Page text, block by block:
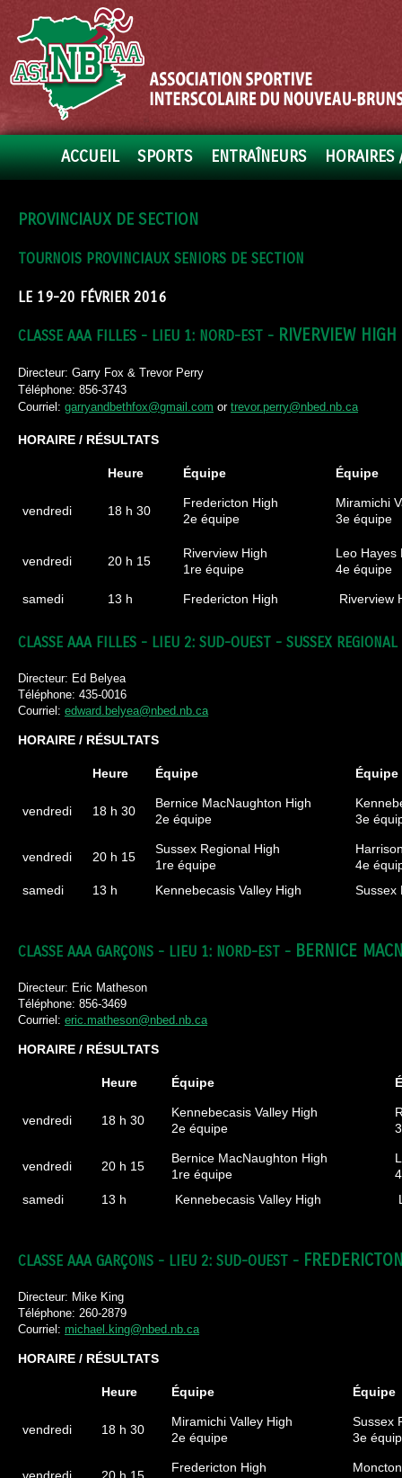
ACCUEIL SPORTS ENTRAÎNEURS HORAIRES
PROVINCIAUX DE SECTION
TOURNOIS PROVINCIAUX SENIORS DE SECTION
LE 19-20 FÉVRIER 2016
CLASSE AAA FILLES - LIEU 1: NORD-EST - RIVERVIEW
Directeur: Garry Fox & Trevor Perry
Téléphone: 856-3743
Courriel: garryandbethfox@gmail.com or trevor.perry@nbed.nb.ca
HORAIRE / RÉSULTATS
Heure Équipe Équipe
vendredi 18 h 30
Fredericton High
2e équipe
Miramichi
3e équipe
vendredi 20 h 15
Riverview High
1re équipe
Leo Hayes
4e équipe
samedi 13 h Fredericton High Riverview
CLASSE AAA FILLES - LIEU 2: SUD-OUEST - SUSSEX
Directeur: Ed Belyea
Téléphone: 435-0016
Courriel: edward.belyea@nbed.nb.ca
HORAIRE / RÉSULTATS
Heure Équipe Équipe
vendredi 18 h 30
Bernice MacNaughton High
2e équipe
3e
vendredi 20 h 15
Sussex Regional High
1re équipe
4e
samedi
13 h Kennebecasis Valley High Sussex
CLASSE AAA GARÇONS - LIEU 1: NORD-EST - BERNICE
Directeur: Eric Matheson
Téléphone: 856-3469
Courriel: eric.matheson@nbed.nb.ca
HORAIRE / RÉSULTATS
Heure Équipe
vendredi 18 h 30
Kennebecasis Valley High
2e équipe
vendredi 20 h 15
Bernice MacNaughton High
1re équipe
samedi
13 h Kennebecasis Valley High
CLASSE AAA GARÇONS - LIEU 2: SUD-OUEST -
Directeur: Mike King
Téléphone: 260-2879
Courriel: michael.king@nbed.nb.ca
HORAIRE / RÉSULTATS
Heure Équipe Équipe
vendredi 18 h 30
Miramichi Valley High
2e équipe
Sussex
3e
Fredericton High